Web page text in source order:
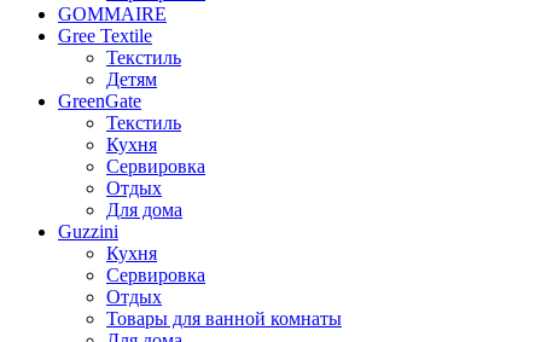
GOMMAIRE
Gree Textile
Текстиль
Детям
GreenGate
Текстиль
Кухня
Сервировка
Отдых
Для дома
Guzzini
Кухня
Сервировка
Отдых
Товары для ванной комнаты